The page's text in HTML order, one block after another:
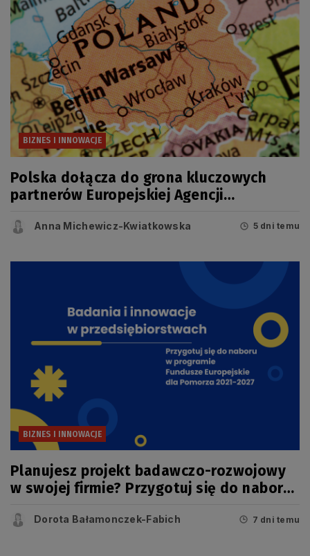
BIZNES I INNOWACJE
Polska dołącza do grona kluczowych
partnerów Europejskiej Agencji
Anna Michewicz-Kwiatkowska 5 dni temu
BIZNES I INNOWACJE
Planujesz projekt badawczo-rozwojowy
w swojej firmie? Przygotuj się do naboru
Dorota Bałamonczek-Fabich 7 dni temu